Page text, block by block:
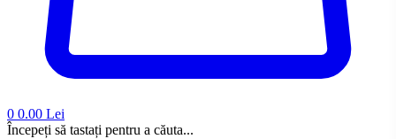
0 0.00 Lei
Începeți să tastați pentru a căuta...